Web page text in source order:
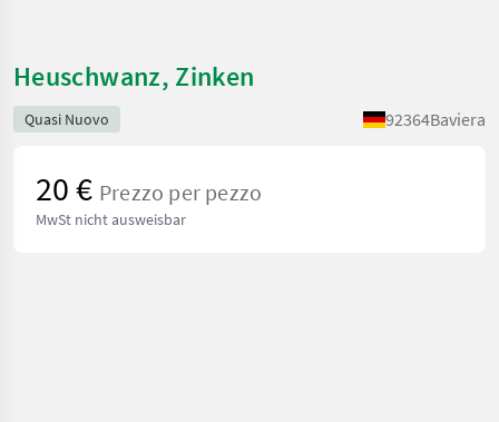
Heuschwanz, Zinken
Quasi Nuovo 92364Baviera
20 € Prezzo per pezzo
MwSt nicht ausweisbar